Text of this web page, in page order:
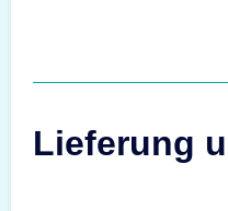
Lieferung